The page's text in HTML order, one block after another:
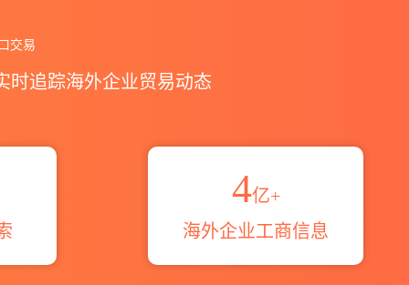
交易
时追踪海外企业贸易动态
4亿+
海外企业工商信息